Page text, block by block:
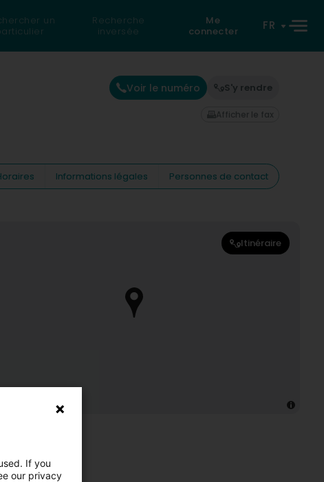
un
Recherche
inversée
Me
connecter
FR
Voir le numéro S'y rendre
Afficher le fax
Informations légales Personnes de contact
Itinéraire
If you
our privacy